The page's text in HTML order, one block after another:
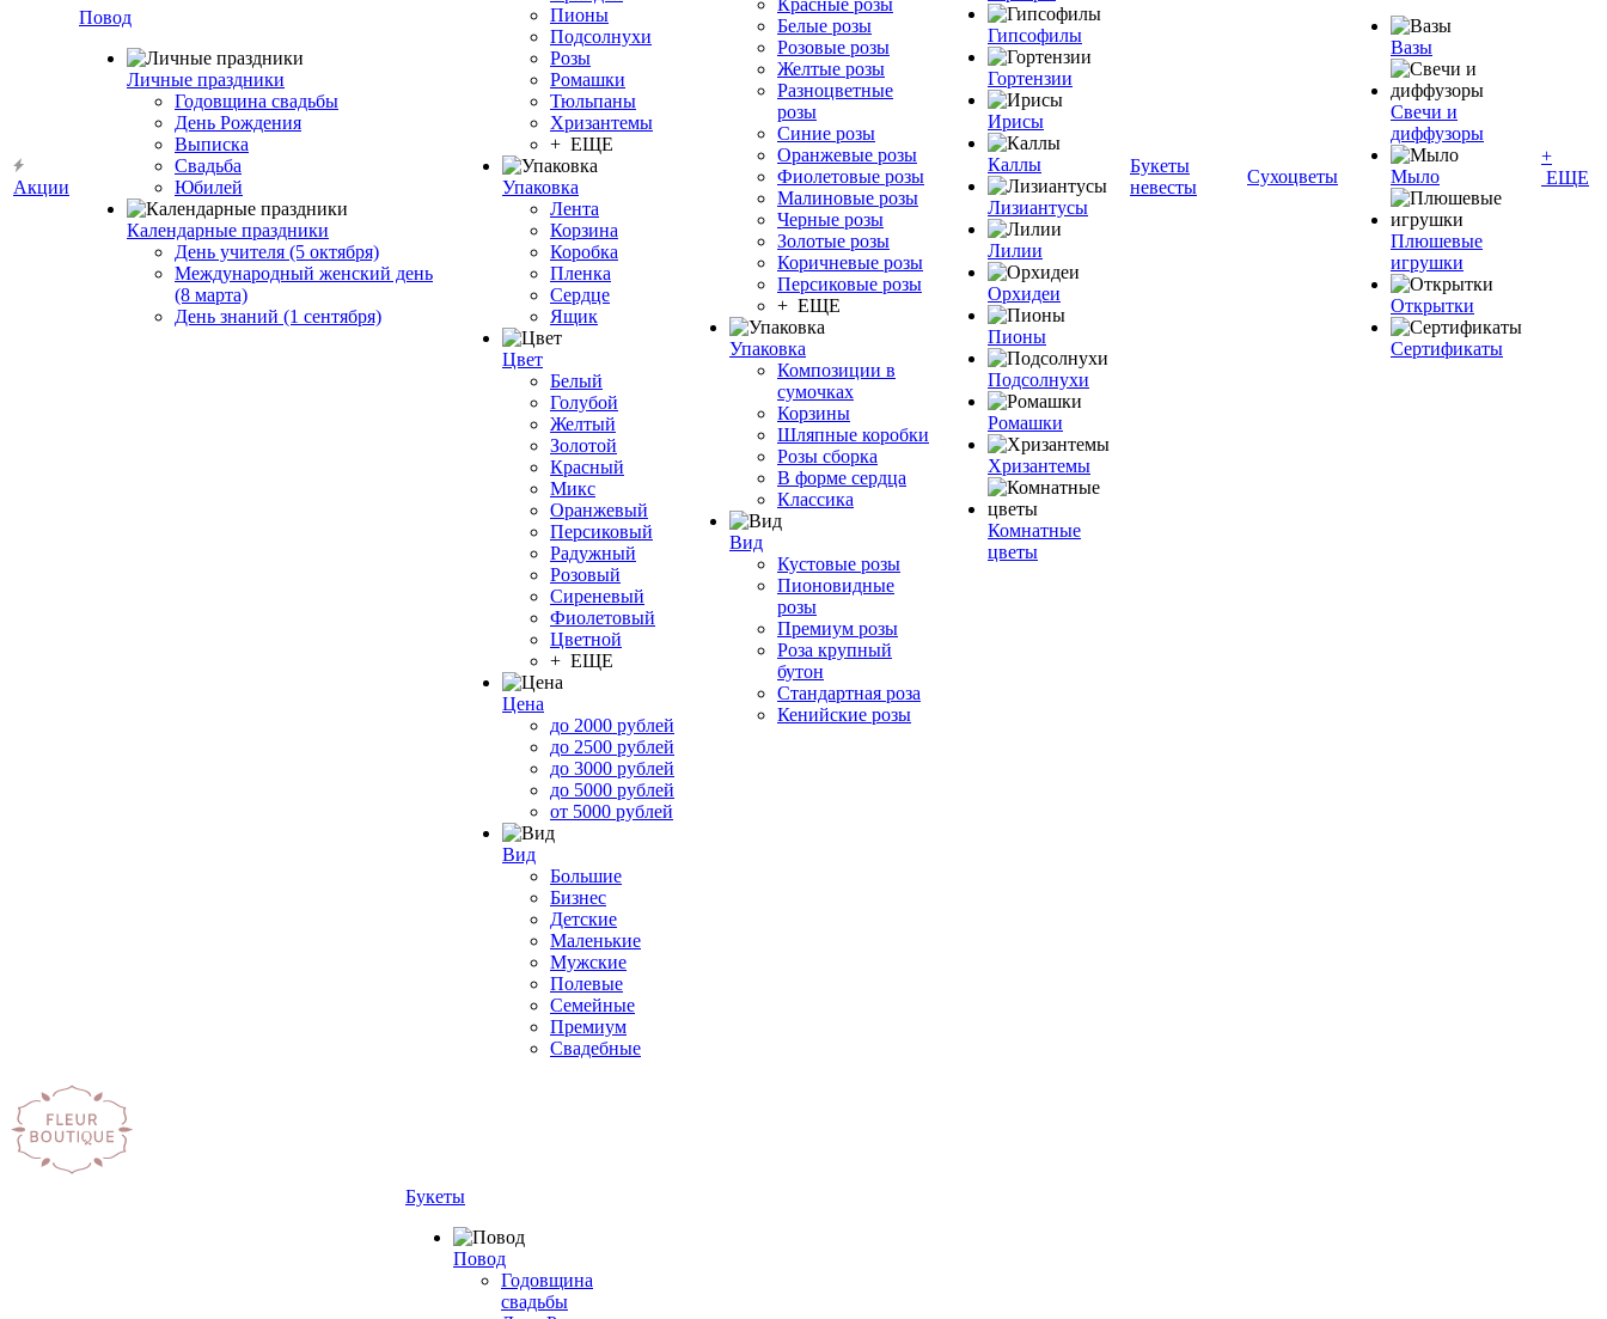
Акции
Повод
Личные праздники
Годовщина свадьбы
День Рождения
Выписка
Свадьба
Юбилей
Календарные праздники
День учителя (5 октября)
Международный женский день
(8 марта)
День знаний (1 сентября)
Пионы
Подсолнухи
Розы
Ромашки
Тюльпаны
Хризантемы
+ ЕЩЕ
Упаковка
Лента
Корзина
Коробка
Пленка
Сердце
Ящик
Цвет
Белый
Голубой
Желтый
Золотой
Красный
Микс
Оранжевый
Персиковый
Радужный
Розовый
Сиреневый
Фиолетовый
Цветной
+ ЕЩЕ
Цена
до 2000 рублей
до 2500 рублей
до 3000 рублей
до 5000 рублей
от 5000 рублей
Вид
Большие
Бизнес
Детские
Маленькие
Мужские
Полевые
Семейные
Премиум
Свадебные
Красные розы
Белые розы
Розовые розы
Желтые розы
Разноцветные
розы
Синие розы
Оранжевые розы
Фиолетовые розы
Малиновые розы
Черные розы
Золотые розы
Коричневые розы
Персиковые розы
+ ЕЩЕ
Упаковка
Композиции в
сумочках
Корзины
Шляпные коробки
Розы сборка
В форме сердца
Классика
Вид
Кустовые розы
Пионовидные
розы
Премиум розы
Роза крупный
бутон
Стандартная роза
Кенийские розы
Гипсофилы
Гортензии
Ирисы
Каллы
Лизиантусы
Лилии
Орхидеи
Пионы
Подсолнухи
Ромашки
Хризантемы
Комнатные
цветы
Букеты
невесты
Сухоцветы
Вазы
Свечи и
диффузоры
Мыло
Плюшевые
игрушки
Открытки
Сертификаты
+
ЕЩЕ
Букеты
Повод
Годовщина
свадьбы